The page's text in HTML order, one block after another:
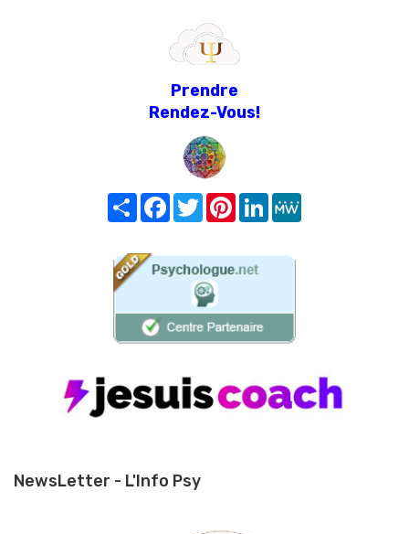
Prendre
Rendez-Vous!
Share FacebookTwitterPinterest
LinkedIn
NewsLetter - L'Info Psy